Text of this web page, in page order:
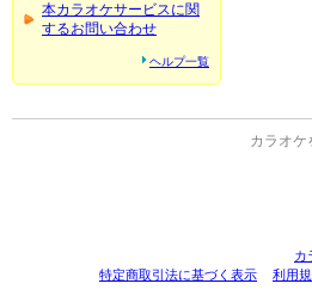
本カラオケサービスに関
するお問い合わせ
ヘルプ一覧
カラオケ
カ
特定商取引法に基づく表示
利用